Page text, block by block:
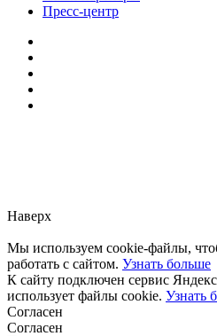
Пресс-центр
Наверх
Мы используем cookie-файлы,
работать с сайтом. Узнать больше
К сайту подключен сервис
использует файлы cookie. Узнать
Согласен
Согласен